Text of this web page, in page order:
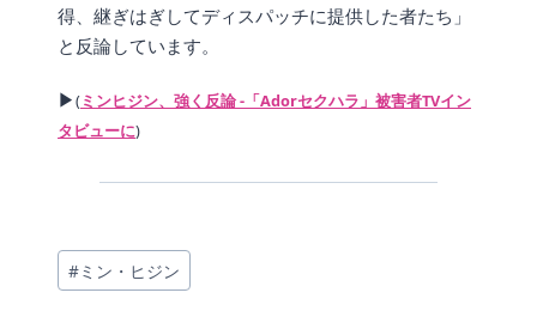
得、継ぎはぎしてディスパッチに提供した者たち」
と反論しています。
▶(ミンヒジン、強く反論 -「Adorセクハラ」被害者TVイン
タビューに)
投
稿
#ミン・ヒジン